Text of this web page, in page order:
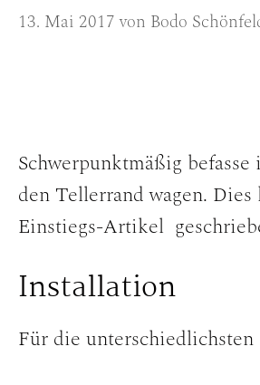
13. Mai 2017 von Bodo
Schwerpunktmäßig
den Tellerrand wagen.
Einstiegs-Artikel
Installation
Für die